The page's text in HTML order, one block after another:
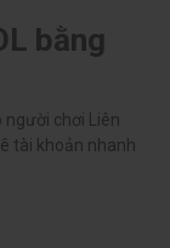
bằng
người chơi Liên
tài khoản nhanh